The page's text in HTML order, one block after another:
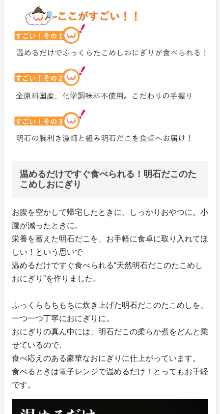
温めるだけですぐ食べられる！明石だこのた
こめしおにぎり
お腹を空かして帰宅したときに。しっかりおやつに。小
腹が減ったときに。
栄養を蓄えた明石だこを、お手軽に食卓に取り入れてほ
しい！という思いで
温めるだけですぐ食べられる“天然明石だこのたこめし
おにぎり”を作りました。
ふっくらもちもちに炊き上げた明石だこのたこめしを、
一つ一つ丁寧におにぎりに。
おにぎりの真ん中には、明石だこの柔らか煮をどんと乗
せているので、
食べ応えのある豪華なおにぎりに仕上がっています。
食べるときは電子レンジで温めるだけ！とってもお手軽
です。